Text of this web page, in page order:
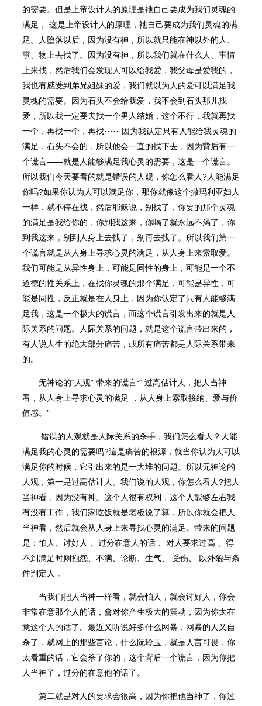
的需要。但是上帝设计人的原理是衪自己要成为我们灵魂的
满足， 这是上帝设计人的原理，衪自己要成为我们灵魂的满
足。人堕落以后，因为没有神，所以就只能在神以外的人、
事、物上去找了。因为没有神，所以我们就在什么人、事情
上来找，然后我们会发现人可以给我爱，我父母是爱我的，
我也有感受到弟兄姐妹的爱，我们就以为人的爱可以满足我
灵魂的需要。因为石头不会给我爱，我不会到石头那儿找
爱，所以我一定要去找一个男人结婚，这个不行，我就再找
一个，再找一个，再找······因为我认定只有人能给我灵魂的
满足，石头不会的，所以他会一直的找下去，因为背后有一
个谎言——就是人能够满足我心灵的需要，这是一个谎言。
所以我们今天要看的就是错误的人观，你怎么看人?人能满足
你吗?如果你认为人可以满足你，那你就像这个撒玛利亚妇人
一样，就不停在找，然后耶稣说，别找了，你要的那个灵魂
的满足是我给你的，你到我这来，你喝了就永远不渴了，你
到我这来，别到人身上去找了，别再去找了。所以我们第一
个谎言就是从人身上寻求心灵的满足，从人身上来索取爱。
我们可能是从异性身上，可能是同性的身上，可能是一个不
道德的性关系上，在找你灵魂的那个满足，可能是异性，可
能是同性，反正就是在人身上，因为你认定了只有人能够满
足我，这是一个极大的谎言，而这个谎言引发出来的就是人
际关系的问题。人际关系的问题，就是这个谎言带出来的，
有人说人生的绝大部分痛苦，或所有痛苦都是人际关系带来
的。
无神论的“人观” 带来的谎言:“ 过高估计人，把人当神
看，从人身上寻求心灵的满足 ，从人身上索取接纳、爱与价
值感。”
错误的人观就是人际关系的杀手，我们怎么看人？人能
满足我的心灵的需要吗?這是痛苦的根源，就当你认为人可以
满足你的时候，它引出来的是一大堆的问题。所以无神论的
人观，第一是过高估计人。我们说的人观，你怎么看人?把人
当神看，因为没有神。这个人很有权利，这个人能够左右我
有没有工作，我们家吃饭就是老板说了算，所以你就会把人
当神看，然后就会从人身上来寻找心灵的满足。带来的问题
是：怕人、讨好人 、过分在意人的话 、对人要求过高 、得
不到满足时则抱怨、不满、论断、生气、 受伤、 以外貌与条
件判定人 。
当我们把人当神一样看，就会怕人，就会讨好人，你会
非常在意那个人的话，會对你产生极大的震动，因为你太在
意这个人的话了。最近又听说好多什么网暴，网暴的人又自
杀了，就网上的那些言论，什么阮玲玉，就是人言可畏，你
太看重的话，它会杀了你的，这个背后一个谎言，因为你把
人当神了，过分的在意他的话了。
第二就是对人的要求会很高，因为你把他当神了，你过